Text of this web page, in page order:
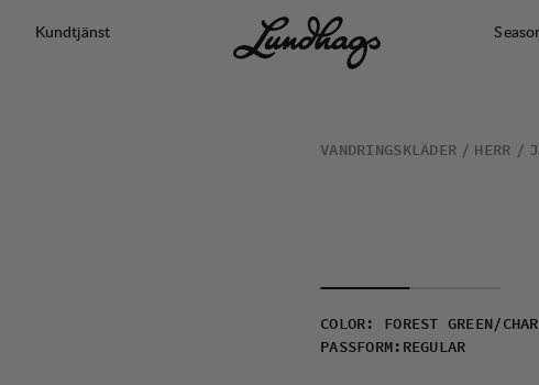
Kundtjänst
VANDRINGSKLÄDER HERR
COLOR :
FOREST GREEN/
PASSFORM : REGULAR